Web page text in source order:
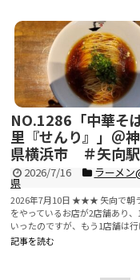
NO.1286「中華そ
里『せんり』」＠
県横浜市 ＃矢向駅
2026/7/16 ラーメン
県
2026年7月10日 ★★★ 矢向で朝
をやっているお店が2店舗あり、
いったのですが、もう1店舗は
なかったので...
記事を読む